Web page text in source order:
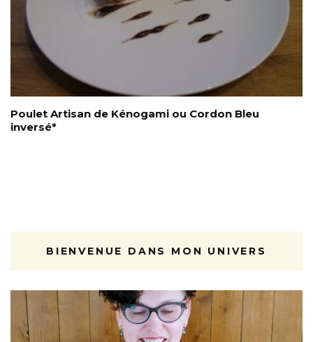
Poulet Artisan de Kénogami ou Cordon Bleu
inversé*
BIENVENUE DANS MON UNIVERS